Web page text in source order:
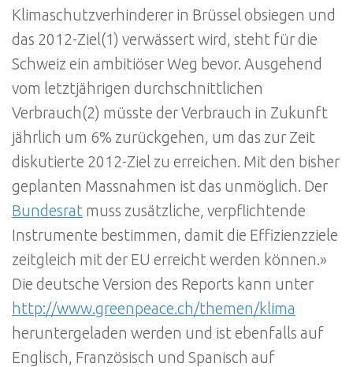
Klimaschutzverhinderer in Brüssel obsiegen und
das 2012-Ziel(1) verwässert wird, steht für die
Schweiz ein ambitiöser Weg bevor. Ausgehend
vom letztjährigen durchschnittlichen
Verbrauch(2) müsste der Verbrauch in Zukunft
jährlich um 6% zurückgehen, um das zur Zeit
diskutierte 2012-Ziel zu erreichen. Mit den bisher
geplanten Massnahmen ist das unmöglich. Der
Bundesrat muss zusätzliche, verpflichtende
Instrumente bestimmen, damit die Effizienzziele
zeitgleich mit der EU erreicht werden können.»
Die deutsche Version des Reports kann unter
http://www.greenpeace.ch/themen/klima
heruntergeladen werden und ist ebenfalls auf
Englisch, Französisch und Spanisch auf